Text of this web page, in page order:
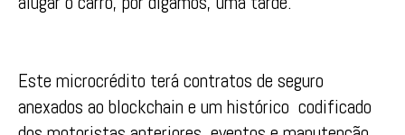
Este microcrédito terá contratos de seguro
anexados ao blockchain e um histórico codificado